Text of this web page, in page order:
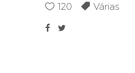
120 Várias